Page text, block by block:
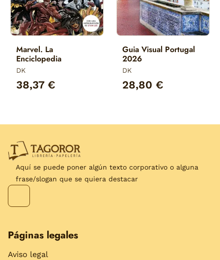
Marvel. La
Enciclopedia
DK
38,37 €
Guia Visual Portugal
2026
DK
28,80 €
Aquí se puede poner algún texto corporativo o alguna
frase/slogan que se quiera destacar
Páginas legales
Aviso legal